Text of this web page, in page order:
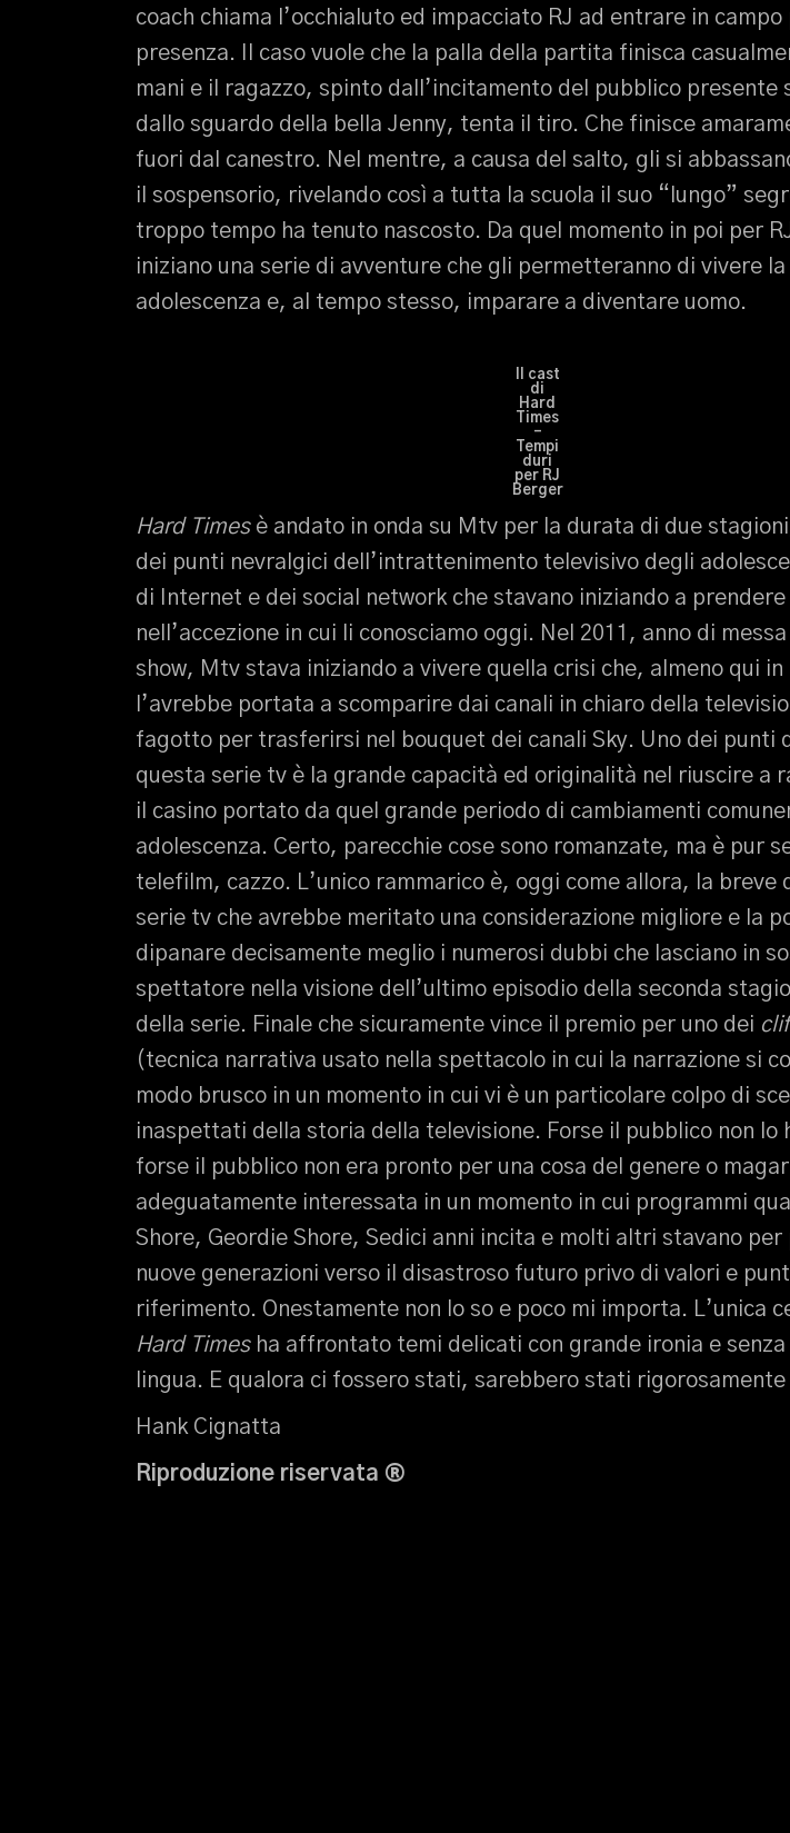
coach chiama l’occhialuto ed impacciato RJ ad entrare in
presenza. Il caso vuole che la palla della partita finisca
mani e il ragazzo, spinto dall’incitamento del pubblico presente
dallo sguardo della bella Jenny, tenta il tiro. Che finisce
fuori dal canestro. Nel mentre, a causa del salto, gli si
il sospensorio, rivelando così a tutta la scuola il suo “lungo”
troppo tempo ha tenuto nascosto. Da quel momento in poi per
iniziano una serie di avventure che gli permetteranno di vivere la
adolescenza e, al tempo stesso, imparare a diventare uomo.
Il cast
di
Hard
Times
–
Tempi
duri
per RJ
Berger
Hard Timesè andato in onda su Mtv per la durata di due
dei punti nevralgici dell’intrattenimento televisivo degli
di Internet e dei social network che stavano iniziando a
nell’accezione in cui li conosciamo oggi. Nel 2011, anno di
show, Mtv stava iniziando a vivere quella crisi che, almeno qui in
l’avrebbe portata a scomparire dai canali in chiaro della
fagotto per trasferirsi nel bouquet dei canali Sky. Uno dei punti
questa serie tv è la grande capacità ed originalità nel riuscire a
il casino portato da quel grande periodo di cambiamenti
adolescenza. Certo, parecchie cose sono romanzate, ma è pur
telefilm, cazzo. L’unico rammarico è, oggi come allora, la breve
serie tv che avrebbe meritato una considerazione migliore e la
dipanare decisamente meglio i numerosi dubbi che lasciano in
spettatore nella visione dell’ultimo episodio della seconda
della serie. Finale che sicuramente vince il premio per uno dei
(tecnica narrativa usato nella spettacolo in cui la narrazione si
modo brusco in un momento in cui vi è un particolare colpo di
inaspettati della storia della televisione. Forse il pubblico non lo
forse il pubblico non era pronto per una cosa del genere o
adeguatamente interessata in un momento in cui programmi
Shore, Geordie Shore, Sedici anni incita e molti altri stavano
nuove generazioni verso il disastroso futuro privo di valori e
riferimento. Onestamente non lo so e poco mi importa. L’unica
Hard Timesha affrontato temi delicati con grande ironia e senza
lingua. E qualora ci fossero stati, sarebbero stati
Hank Cignatta
Riproduzione riservata ®